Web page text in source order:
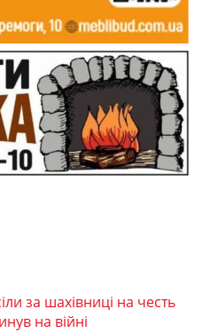
за шахівниці на честь
на війні